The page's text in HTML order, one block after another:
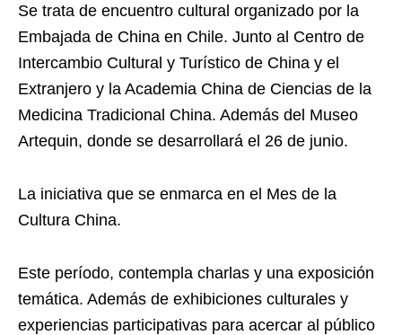
Se trata de encuentro cultural organizado por la
Embajada de China en Chile. Junto al Centro de
Intercambio Cultural y Turístico de China y el
Extranjero y la Academia China de Ciencias de la
Medicina Tradicional China. Además del Museo
Artequin, donde se desarrollará el 26 de junio.
La iniciativa que se enmarca en el Mes de la
Cultura China.
Este período, contempla charlas y una exposición
temática. Además de exhibiciones culturales y
experiencias participativas para acercar al público